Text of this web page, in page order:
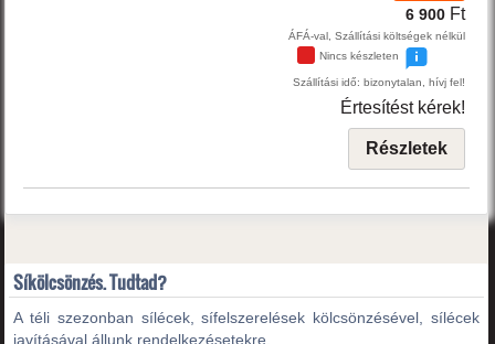
6 900 Ft
ÁFÁ-val, Szállítási költségek nélkül
Nincs készleten
Szállítási idő: bizonytalan, hívj fel!
Értesítést kérek!
Részletek
Síkölcsönzés. Tudtad?
A téli szezonban sílécek, sífelszerelések kölcsönzésével, sílécek
javításával állunk rendelkezésetekre.